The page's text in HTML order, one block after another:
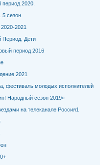
период 2020.
5 сезон.
2021
Период. Дети
период 2016
2021
фестиваль молодых исполнителей
Народный сезон 2019»
на телеканале Россия1